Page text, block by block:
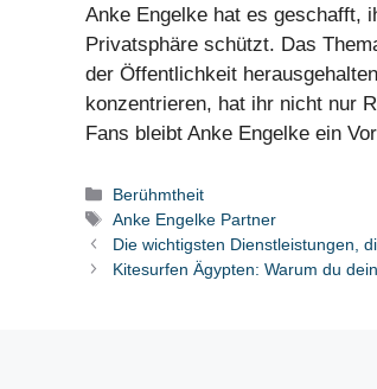
Anke Engelke hat es geschafft,
Privatsphäre schützt. Das
der Öffentlichkeit
konzentrieren, hat ihr nicht nur
Fans bleibt Anke Engelke ein
Categories
Berühmtheit
Tags
Anke Engelke Partner
Die wichtigsten Dienstleistungen,
Kitesurfen Ägypten: Warum du